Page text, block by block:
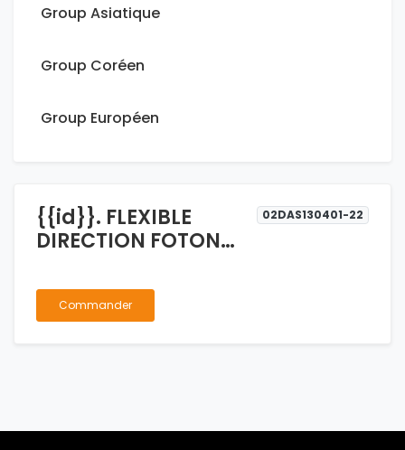
Group Asiatique
Group Coréen
Group Européen
{{id}}. FLEXIBLE
DIRECTION FOTON
02DAS130401-22
Commander